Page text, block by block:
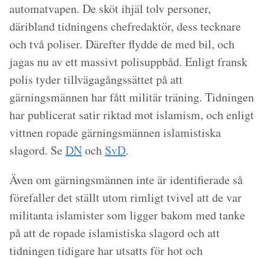
automatvapen. De sköt ihjäl tolv personer,
däribland tidningens chefredaktör, dess tecknare
och två poliser. Därefter flydde de med bil, och
jagas nu av ett massivt polisuppbåd. Enligt fransk
polis tyder tillvägagångssättet på att
gärningsmännen har fått militär träning. Tidningen
har publicerat satir riktad mot islamism, och enligt
vittnen ropade gärningsmännen islamistiska
slagord. Se DNoch SvD.
Även om gärningsmännen inte är identifierade så
förefaller det ställt utom rimligt tvivel att de var
militanta islamister som ligger bakom med tanke
på att de ropade islamistiska slagord och att
tidningen tidigare har utsatts för hot och